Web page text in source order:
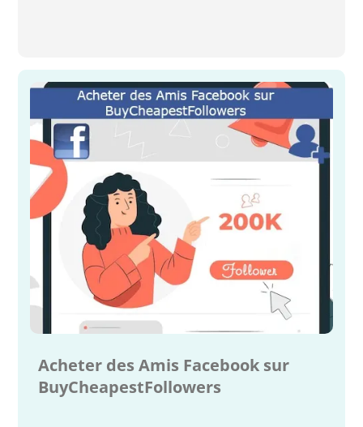
Acheter des Amis Facebook sur
BuyCheapestFollowers